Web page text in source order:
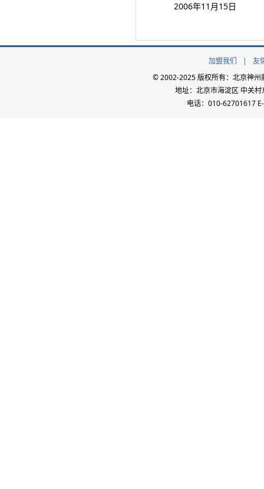
2006年11月15日
加盟我们 |
友
© 2002-2025 版权所有：北京神
地址：北京市海淀区 中关
电话：010-62701617